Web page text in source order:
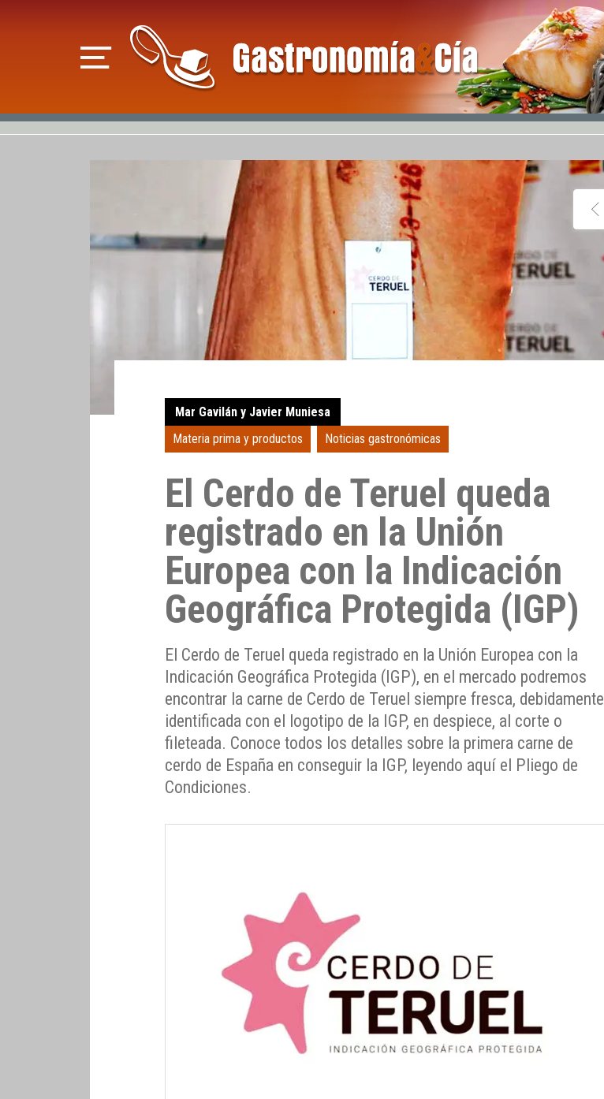
Mar Gavilán y Javier Muniesa
Materia prima y productos
Noticias gastronómicas
El Cerdo de Teruel queda
registrado en la Unión
Europea con la Indicación
Geográfica Protegida (IGP)
El Cerdo de Teruel queda registrado en la Unión Europea con la
Indicación Geográfica Protegida (IGP), en el mercado podremos
encontrar la carne de Cerdo de Teruel siempre fresca, debidamente
identificada con el logotipo de la IGP, en despiece, al corte o
fileteada. Conoce todos los detalles sobre la primera carne de
cerdo de España en conseguir la IGP, leyendo aquí el Pliego de
Condiciones.